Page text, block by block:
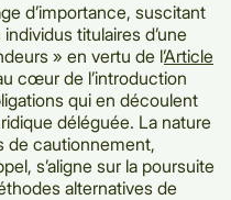
d’importance, suscitant
titulaires d’une
» en vertu de l’Article
cœur de l’introduction
qui en découlent
déléguée. La nature
de cautionnement,
s’aligne sur la poursuite
alternatives de